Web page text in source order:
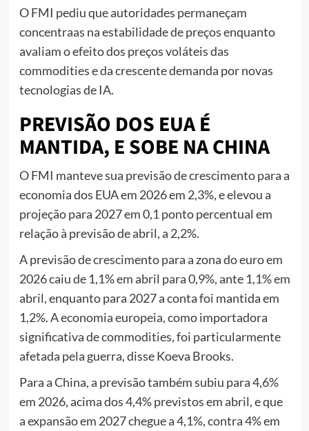
O FMI pediu que autoridades permaneçam
concentraas na estabilidade de preços enquanto
avaliam o efeito dos preços voláteis das
commodities e da crescente demanda por novas
tecnologias de IA.
PREVISÃO DOS EUA É
MANTIDA, E SOBE NA CHINA
O FMI manteve sua previsão de crescimento para a
economia dos EUA em 2026 em 2,3%, e elevou a
projeção para 2027 em 0,1 ponto percentual em
relação à previsão de abril, a 2,2%.
A previsão de crescimento para a zona do euro em
2026 caiu de 1,1% em abril para 0,9%, ante 1,1% em
abril, enquanto para 2027 a conta foi mantida em
1,2%. A economia europeia, como importadora
significativa de commodities, foi particularmente
afetada pela guerra, disse Koeva Brooks.
Para a China, a previsão também subiu para 4,6%
em 2026, acima dos 4,4% previstos em abril, e que
a expansão em 2027 chegue a 4,1%, contra 4% em